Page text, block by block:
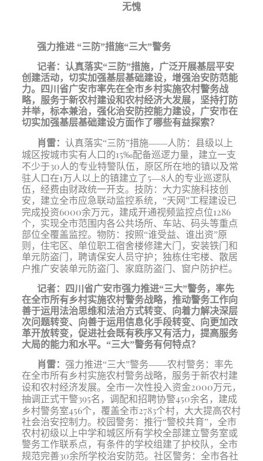
无愧
强力推进 “三防”措施“三大”警务
记者： 认真落实“三防”措施，广泛开展基层平安
创建活动，切实加强基层基础建设，增强治安防范能
力。四川省广安市率先在全市乡村实施农村警务战
略，服务于新农村建设和农村经济大发展，坚持打防
并举，标本兼治，强化治安防控能力建设，广安市在
切实加强基层基础建设方面作了哪些有益探索？
肖雷： 认真落实“三防”措施——人防：县级以上
城区按城市实有人口的15‰配备巡逻力量，建立一支
不少于30 人的专业特警队伍，原区所在地的镇以及常
驻人口在1万人以上的镇建立了5—8人的专业巡逻队
伍，经费由财政统一开支。技防：大力实施科技创
安，建立全市应急联动监控系统，“天网”工程建设已
完成投资6000余万元，建成开通视频监控点位1286
个，实现全市范围内各公共场所、车站、码头等重点
部位全覆盖监控。物防：按照“谁受益、谁出资”原
则，住宅区、单位职工宿舍楼修建大门，安装铁门和
单元防盗门，聘请保安人员守护；独栋住宅楼、散居
户推广安装单元防盗门、家庭防盗门、窗户防护栏。
记者：
四川省广安市强力推进“三大”警务，率先
在全市所有乡村实施农村警务战略，推动警务工作向
善于运用法治思维和法治方式转变、向着力解决深层
次问题转变、向善于运用信息化手段转变、向更加改
革开放转变，促进社会既有秩序又有活力，提高服务
大局的能力和水平。“三大”警务有何特点？
肖雷： 强力推进“三大”警务——农村警务：率先
在全市所有乡村实施农村警务战略，服务于新农村建
设和农村经济发展。全市一次性投入资金2000万元，
抽调正式干警395名，调配和招聘协警450余名，建成
乡村警务室456个，覆盖全市2783个村，大大提高农村
社会治安控制力。校园警务：推行“警校共育”，全市
农村初级以上中学和城区所有学校全部建立警务室或
警务工作联系点，有条件的学校组建了护校队，全市
规范完善30余所学校治安防范。社区警务：全市各社